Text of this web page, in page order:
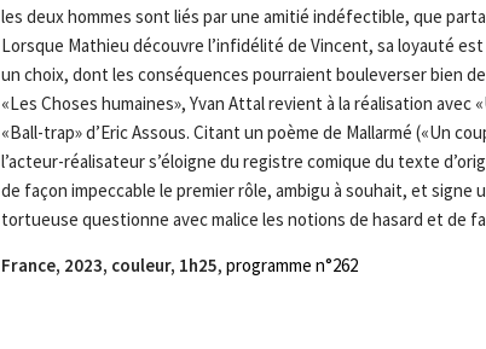
les deux hommes sont liés par une amitié indéfectible, que
Lorsque Mathieu découvre l’infidélité de Vincent, sa loyauté
un choix, dont les conséquences pourraient bouleverser bien
«Les Choses humaines», Yvan Attal revient à la réalisation avec
«Ball-trap» d’Eric Assous. Citant un poème de Mallarmé («Un
l’acteur-réalisateur s’éloigne du registre comique du texte
de façon impeccable le premier rôle, ambigu à souhait, et
tortueuse questionne avec malice les notions de hasard et de
France, 2023, couleur, 1h25, programme n°262